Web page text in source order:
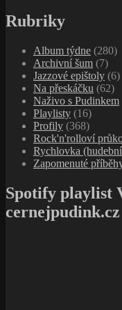
Rubriky
Album týdne (280)
Archivní šum (7)
Jazzové epištoly (6)
Na přeskáčku (62)
Naživo s Pudinkem
Playlisty (16)
Profily (368)
Rock'n'rolloví
Rychlovka
Zapomenuté
Spotify playlist
cernejpudink.cz